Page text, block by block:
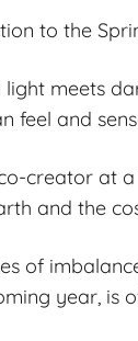
to the
light meets
feel and
creator at
and the
of
year, is